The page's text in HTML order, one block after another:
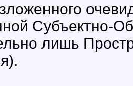
Субъектно-
лишь